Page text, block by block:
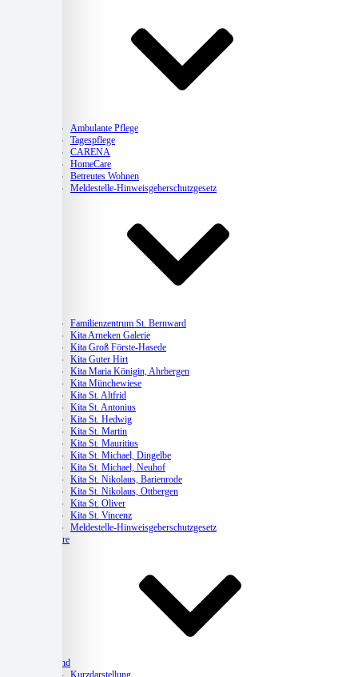
Ambulante Pflege
Tagespflege
CARENA
HomeCare
Betreutes Wohnen
Meldestelle-Hinweisgeberschutzgesetz
Familienzentrum St. Bernward
Kita Arneken Galerie
Kita Groß Förste-Hasede
Kita Guter Hirt
Kita Maria Königin, Ahrbergen
Kita Münchewiese
Kita St. Altfrid
Kita St. Antonius
Kita St. Hedwig
Kita St. Martin
Kita St. Mauritius
Kita St. Michael, Dingelbe
Kita St. Michael, Neuhof
Kita St. Nikolaus, Barienrode
Kita St. Nikolaus, Ottbergen
Kita St. Oliver
Kita St. Vincenz
Meldestelle-Hinweisgeberschutzgesetz
Karriere
Verband